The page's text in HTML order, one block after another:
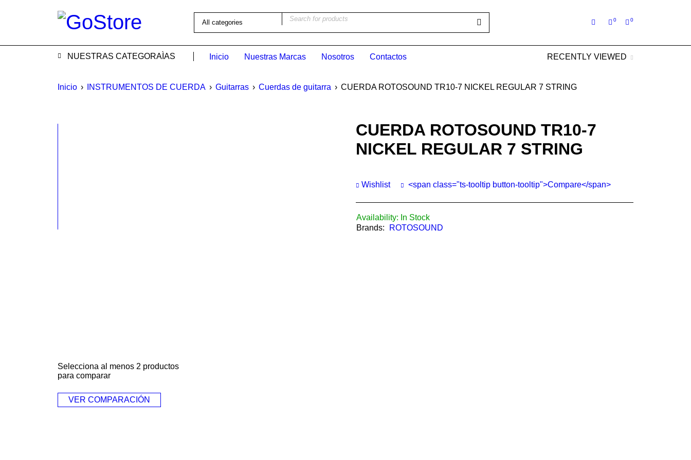
0
0
NUESTRAS CATEGORAÌAS Inicio Nuestras Marcas Nosotros Contactos RECENTLY VIEWED
Inicio › INSTRUMENTOS DE CUERDA › Guitarras › Cuerdas de guitarra › CUERDA ROTOSOUND TR10-7 NICKEL REGULAR 7 STRING
CUERDA ROTOSOUND TR10-7
NICKEL REGULAR 7 STRING
Wishlist <span class="ts-tooltip button-tooltip">Compare</span>
Availability: In Stock
Brands:
ROTOSOUND
Selecciona al menos 2 productos
para comparar
VER COMPARACIÓN